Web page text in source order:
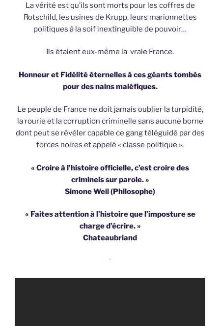
La vérité est qu’ils sont morts pour les coffres de
Rotschild, les usines de Krupp, leurs marionnettes
politiques à la soif inextinguible de pouvoir…
Ils étaient eux-même la vraie France.
Honneur et Fidélité éternelles à ces géants tombés
pour des nains maléfiques.
Le peuple de France ne doit jamais oublier la turpidité,
la rourie et la corruption criminelle sans aucune borne
dont peut se révéler capable ce gang téléguidé par des
forces noires et appelé « classe politique ».
« Croire à l’histoire officielle, c’est croire des
criminels sur parole. »
Simone Weil (Philosophe)
« Faites attention à l’histoire que l’imposture se
charge d’écrire. »
Chateaubriand
*